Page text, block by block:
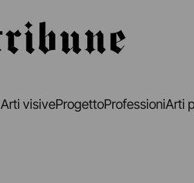
Arti visiveProgettoProfessioniArti